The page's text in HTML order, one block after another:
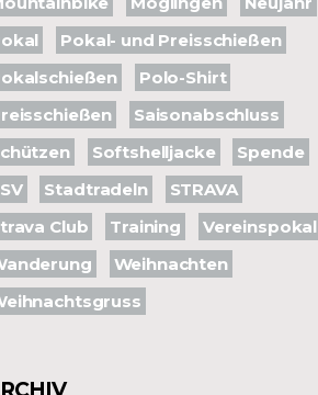
Pokal- und Preisschießen
Polo-Shirt
Saisonabschluss
Softshelljacke
Spende
Stadtradeln
STRAVA
Club
Training
Vereinspokal
Weihnachten